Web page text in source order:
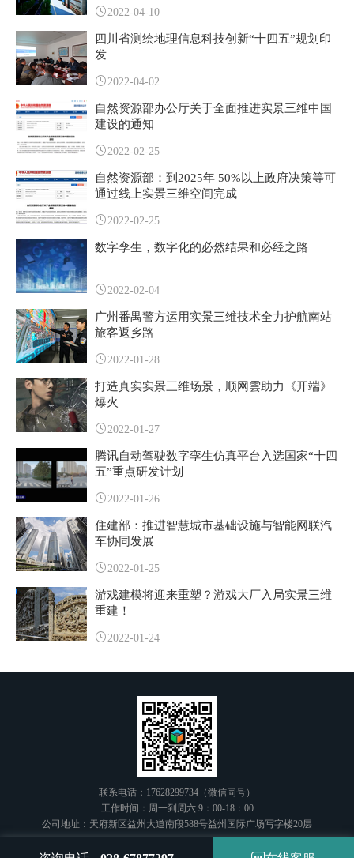
2022-04-10
四川省测绘地理信息科技创新“十四五”规划印
发
2022-04-02
自然资源部办公厅关于全面推进实景三维中国
建设的通知
2022-02-25
自然资源部：到2025年 50%以上政府决策等可
通过线上实景三维空间完成
2022-02-25
数字孪生，数字化的必然结果和必经之路
2022-02-04
广州番禺警方运用实景三维技术全力护航南站
旅客返乡路
2022-01-28
打造真实实景三维场景，顺网雲助力《开端》
爆火
2022-01-27
腾讯自动驾驶数字孪生仿真平台入选国家“十四
五”重点研发计划
2022-01-26
住建部：推进智慧城市基础设施与智能网联汽
车协同发展
2022-01-25
游戏建模将迎来重塑？游戏大厂入局实景三维
重建！
2022-01-24
联系电话：17628299734（微信同号）
工作时间：周一到周六 9：00-18：00
公司地址：天府新区益州大道南段588号益州国际广场写字楼20层